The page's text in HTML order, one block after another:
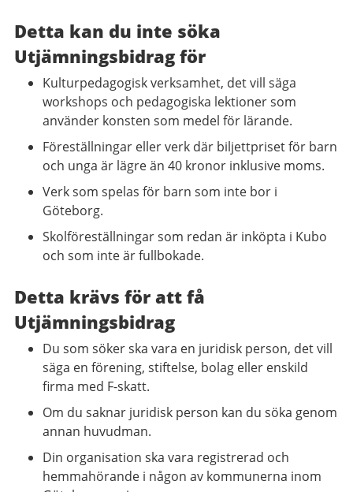
Detta kan du inte söka
Utjämningsbidrag för
Kulturpedagogisk verksamhet, det vill säga
workshops och pedagogiska lektioner som
använder konsten som medel för lärande.
Föreställningar eller verk där biljettpriset för barn
och unga är lägre än 40 kronor inklusive moms.
Verk som spelas för barn som inte bor i
Göteborg.
Skolföreställningar som redan är inköpta i Kubo
och som inte är fullbokade.
Detta krävs för att få
Utjämningsbidrag
Du som söker ska vara en juridisk person, det vill
säga en förening, stiftelse, bolag eller enskild
firma med F-skatt.
Om du saknar juridisk person kan du söka genom
annan huvudman.
Din organisation ska vara registrerad och
hemmahörande i någon av kommunerna inom